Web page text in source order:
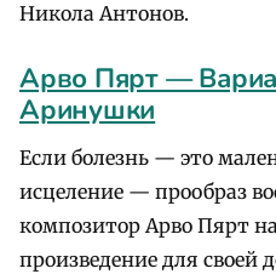
Никола Антонов.
Арво Пярт —
Аринушки
Если болезнь — это
исцеление — прообраз
композитор Арво Пярт
произведение для своей